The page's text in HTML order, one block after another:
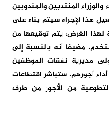
والوزراء المنتدبين والمندوبين
هذا الإجراء سيتم بناء على
الغرض، يتم توقيعها من
مضيفا أنه بالنسبة إلى
مديرية نفقات الموظفين
أداء أجورهم، ستباشر اقتطاعات
من الأجور من طرف